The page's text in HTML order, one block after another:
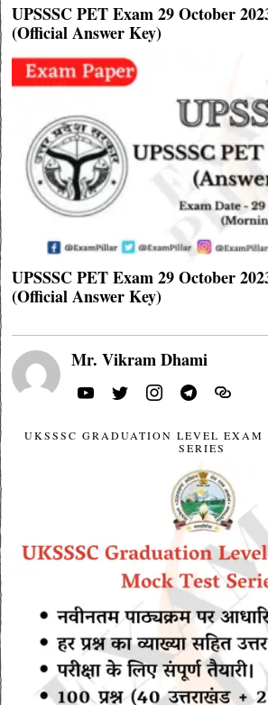
UPSSSC PET Exam 29 October
(Official Answer Key)
UPSSSC PET Exam 29 October
(Official Answer Key)
Mr. Vikram Dhami
UKSSSC GRADUATION LEVEL EXAM
SERIES